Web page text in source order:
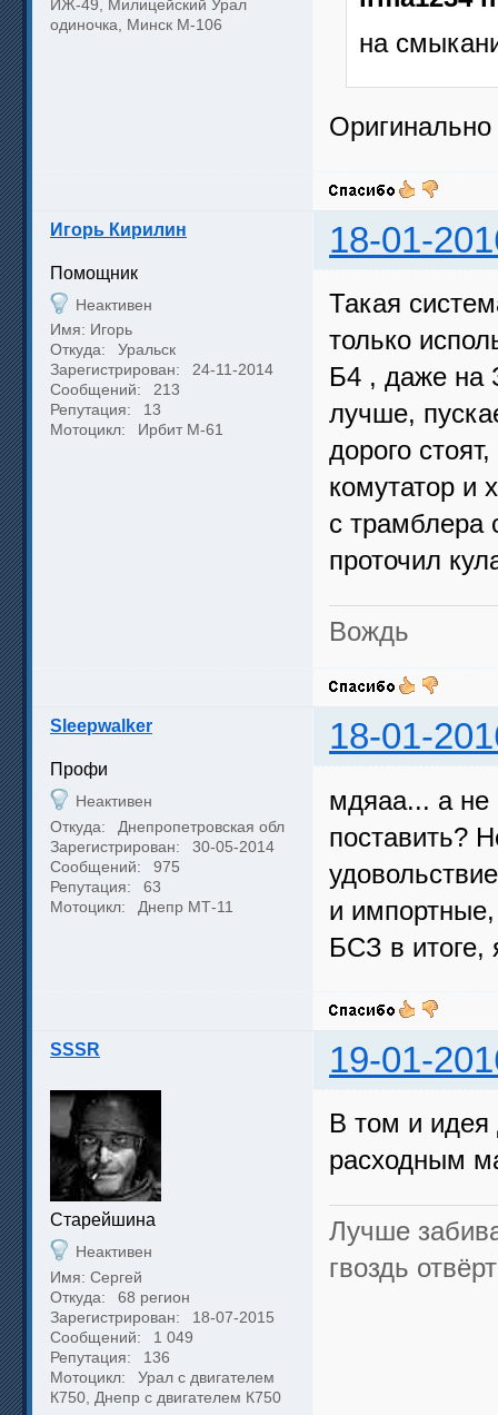
ИЖ-49, Милицейский Урал
одиночка, Минск М-106
на
Игорь Кирилин 18-01-
Помощник
Неактивен
Имя: Игорь
Откуда:
Уральск
Зарегистрирован:
24-11-2014
Сообщений:
213
Репутация:
13
Мотоцикл:
Ирбит М-61
Такая
только
Б4 , даже на
лучше,
дорого
комутатор и
с трамблера
проточил
Вождь
Sleepwalker 18-01-
Профи
Неактивен
Откуда:
Днепропетровская обл
Зарегистрирован:
30-05-2014
Сообщений:
975
Репутация:
63
Мотоцикл:
Днепр МТ-11
мдяаа... а не
поставить?
и
БСЗ в итоге,
SSSR 19-01-
Cтарейшина
Неактивен
Имя: Сергей
Откуда:
68 регион
Зарегистрирован:
18-07-2015
Сообщений:
1 049
Репутация:
136
Мотоцикл:
Урал с двигателем
К750, Днепр с двигателем К750
В том и
расходным
Лучше
гвоздь